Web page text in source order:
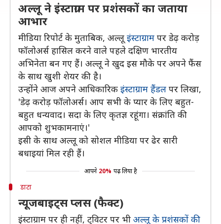
अल्लू ने इंस्टाग्राम पर प्रशंसकों का जताया
आभार
मीडिया रिपोर्ट के मुताबिक, अल्लू इंस्टाग्राम पर डेढ़ करोड़
फॉलोअर्स हासिल करने वाले पहले दक्षिण भारतीय
अभिनेता बन गए हैं। अल्लू ने खुद इस मौके पर अपने फैंस
के साथ खुशी शेयर की है।
उन्होंने आज अपने आधिकारिक इंस्टाग्राम हैंडल पर लिखा,
'डेढ़ करोड़ फॉलोअर्स। आप सभी के प्यार के लिए बहुत-
बहुत धन्यवाद। सदा के लिए कृतज्ञ रहूंगा। संक्रांति की
आपको शुभकामनाएं।'
इसी के साथ अल्लू को सोशल मीडिया पर ढेर सारी
बधाइयां मिल रही हैं।
आपने 20% पढ़ लिया है
डाटा
न्यूजबाइट्स प्लस (फैक्ट)
इंस्टाग्राम पर ही नहीं, ट्विटर पर भी अल्लू के प्रशंसकों की